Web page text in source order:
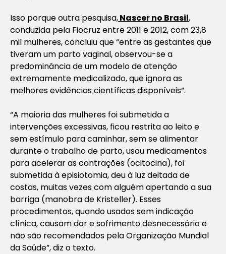
Isso porque outra pesquisa,Nascer no Brasil,
conduzida pela Fiocruz entre 2011 e 2012, com 23,8
mil mulheres, concluiu que “entre as gestantes que
tiveram um parto vaginal, observou-se a
predominância de um modelo de atenção
extremamente medicalizado, que ignora as
melhores evidências científicas disponíveis”.
“A maioria das mulheres foi submetida a
intervenções excessivas, ficou restrita ao leito e
sem estímulo para caminhar, sem se alimentar
durante o trabalho de parto, usou medicamentos
para acelerar as contrações (ocitocina), foi
submetida à episiotomia, deu à luz deitada de
costas, muitas vezes com alguém apertando a sua
barriga (manobra de Kristeller). Esses
procedimentos, quando usados sem indicação
clínica, causam dor e sofrimento desnecessário e
não são recomendados pela Organização Mundial
da Saúde”, diz o texto.